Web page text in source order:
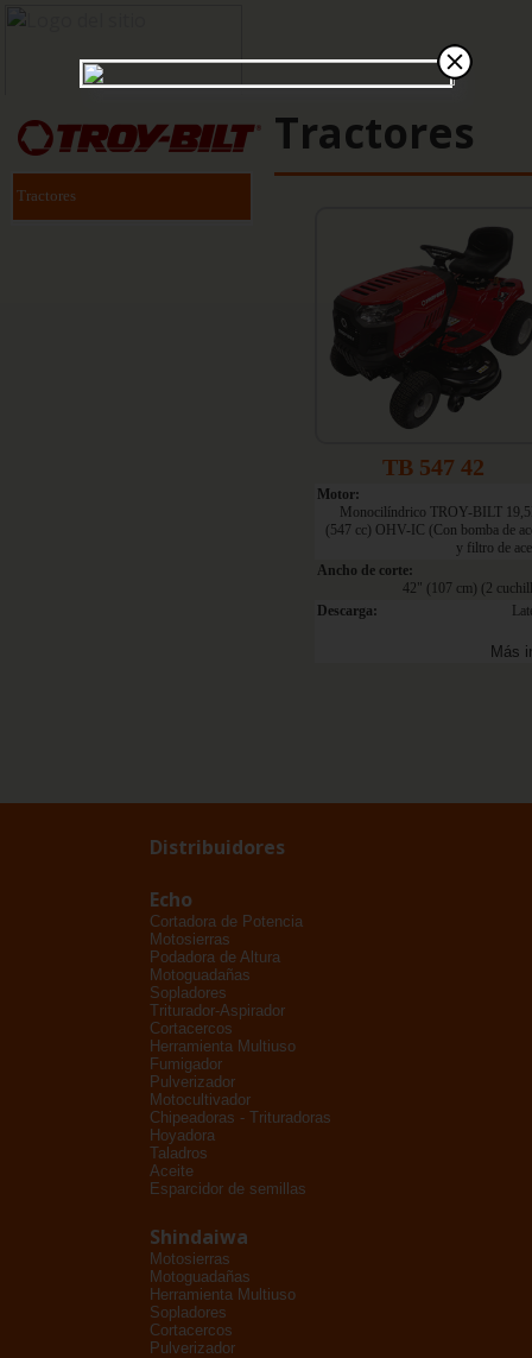
Tractores
Tractores
TB 547 42
Motor:
Monocilíndrico TROY-BILT
(547 cc) OHV-IC (Con bomba de
y filtro de
Ancho de corte:
42" (107 cm) (2
Descarga:
Más
Distribuidores
Echo
Cortadora de Potencia
Motosierras
Podadora de Altura
Motoguadañas
Sopladores
Triturador-Aspirador
Cortacercos
Herramienta Multiuso
Fumigador
Pulverizador
Motocultivador
Chipeadoras - Trituradoras
Hoyadora
Taladros
Aceite
Esparcidor de semillas
Shindaiwa
Motosierras
Motoguadañas
Herramienta Multiuso
Sopladores
Cortacercos
Pulverizador